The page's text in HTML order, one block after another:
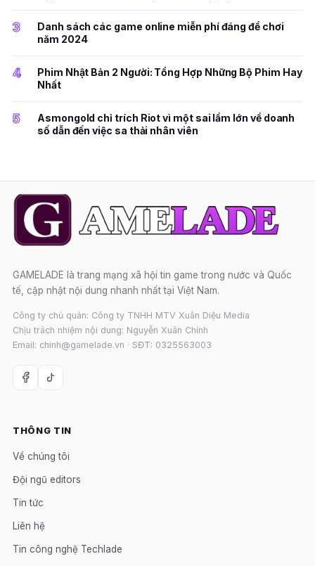
3
Danh sách các game online miễn phí đáng để chơi
năm 2024
4
Phim Nhật Bản 2 Người: Tổng Hợp Những Bộ Phim Hay
Nhất
5
Asmongold chỉ trích Riot vì một sai lầm lớn về doanh
số dẫn đến việc sa thải nhân viên
GAMELADE là trang mạng xã hội tin game trong nước và Quốc
tế, cập nhật nội dung nhanh nhất tại Việt Nam.
Công ty chủ quản: Công ty TNHH MTV Xuân Diệu Media
Chịu trách nhiệm nội dung: Nguyễn Xuân Chính
Email: chinh@gamelade.vn · SĐT: 0325563003
THÔNG TIN
Về chúng tôi
Đội ngũ editors
Tin tức
Liên hệ
Tin công nghệ Techlade